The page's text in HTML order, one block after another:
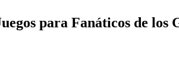
para Fanáticos de los